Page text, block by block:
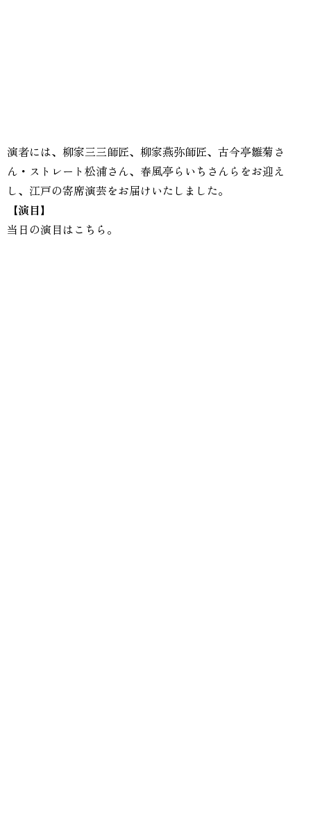
演者には、柳家三三師匠、柳家燕弥師匠、古今亭雛菊さ
ん・ストレート松浦さん、春風亭らいちさんらをお迎え
し、江戸の寄席演芸をお届けいたしました。
【演目】
当日の演目はこちら。